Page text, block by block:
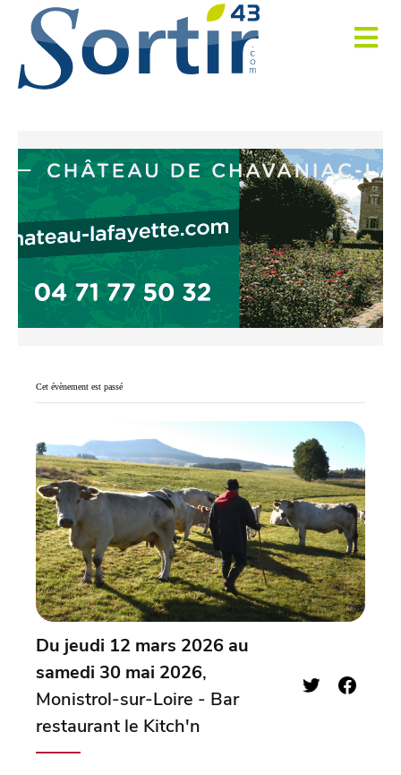
Cet évènement est passé
Du jeudi 12 mars 2026 au
samedi 30 mai 2026,
Monistrol-sur-Loire - Bar
restaurant le Kitch'n